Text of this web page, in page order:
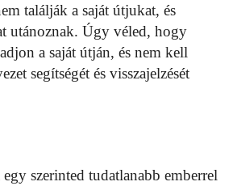
találják a saját útjukat, és
utánoznak. Úgy véled, hogy
a saját útján, és nem kell
segítségét és visszajelzését
szerinted tudatlanabb emberrel